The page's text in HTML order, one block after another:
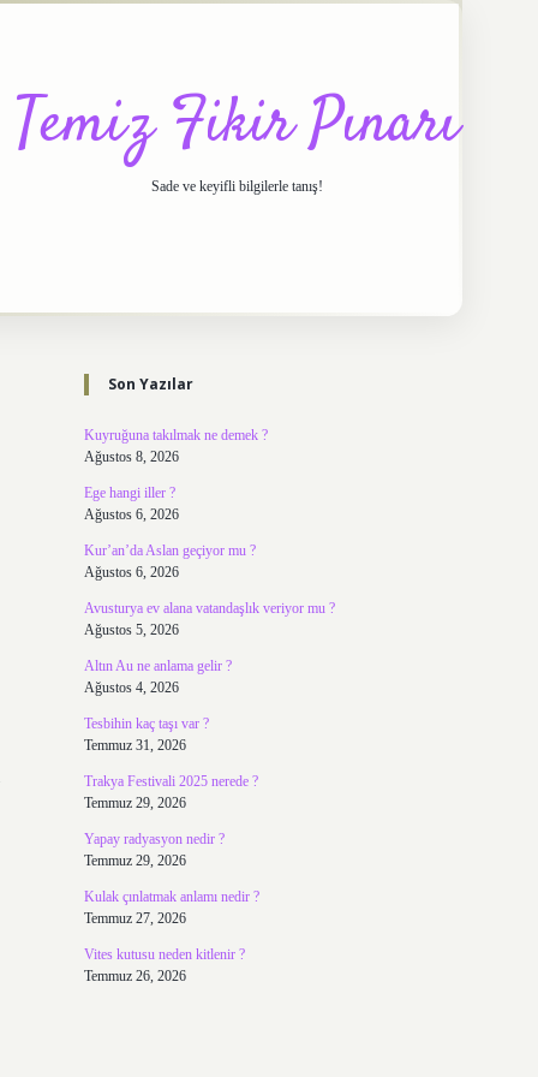
Temiz Fikir Pınarı
Sade ve keyifli bilgilerle tanış!
Sidebar
Son Yazılar
Kuyruğuna takılmak ne demek ?
Ağustos 8, 2026
Ege hangi iller ?
Ağustos 6, 2026
Kur’an’da Aslan geçiyor mu ?
Ağustos 6, 2026
Avusturya ev alana vatandaşlık veriyor mu ?
Ağustos 5, 2026
Altın Au ne anlama gelir ?
Ağustos 4, 2026
Tesbihin kaç taşı var ?
Temmuz 31, 2026
Trakya Festivali 2025 nerede ?
Temmuz 29, 2026
Yapay radyasyon nedir ?
Temmuz 29, 2026
Kulak çınlatmak anlamı nedir ?
Temmuz 27, 2026
Vites kutusu neden kitlenir ?
Temmuz 26, 2026